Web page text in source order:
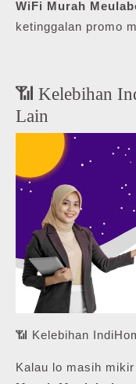
WiFi Murah
ketinggalan promo
📶 Kelebihan
Lain
📶 Kelebihan
Kalau lo masih